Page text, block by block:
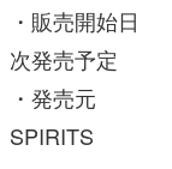
・販売開始
次発売予定
・発売元
SPIRITS